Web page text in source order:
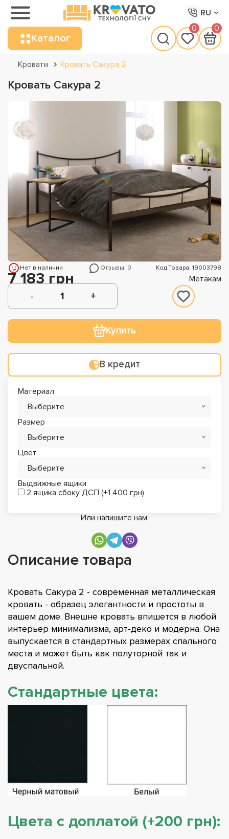
RU
Каталог
0 0
Кровати Кровать Сакура 2
Кровать Сакура 2
Нет в наличии Отзывы: 0 Код Товара: 19003798
7 183 грн Метакам
Купить
В кредит
Материал
Выберите
Размер
Выберите
Цвет
Выберите
Выдвижные ящики
2 ящика сбоку ДСП (+1 400 грн)
Или напишите нам:
Описание товара
Кровать Сакура 2 - современная металлическая
кровать - образец элегантности и простоты в
вашем доме. Внешне кровать впишется в любой
интерьер минимализма, арт-деко и модерна. Она
выпускается в стандартных размерах спального
места и может быть как полуторной так и
двуспальной.
Стандартные цвета:
Цвета с доплатой (+200 грн):